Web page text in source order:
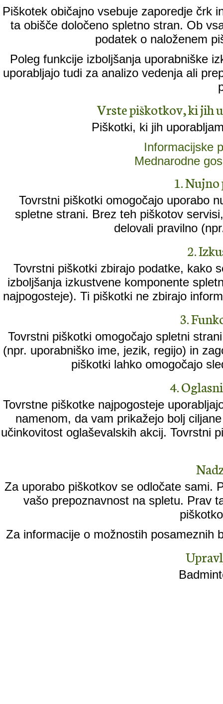
Piškotek običajno vsebuje zaporedje črk
ta obišče določeno spletno stran. Ob
podatek o naloženem
Poleg funkcije izboljšanja uporabniške
uporabljajo tudi za analizo vedenja ali
Vrste piškotkov, ki jih
Piškotki, ki jih
Informacijske
Mednarodne
1.
Tovrstni piškotki omogočajo uporabo
spletne strani. Brez teh piškotov
delovali pravilno
2.
Tovrstni piškotki zbirajo podatke, kako
izboljšanja izkustvene komponente
najpogosteje). Ti piškotki ne zbirajo
3.
Tovrstni piškotki omogočajo spletni
(npr. uporabniško ime, jezik, regijo) in
piškotki lahko omogočajo
4.
Tovrstne piškotke najpogosteje
namenom, da vam prikažejo bolj
učinkovitost oglaševalskih akcij. Tovrstni
Za uporabo piškotkov se odločate sami.
vašo prepoznavnost na spletu. Prav
Za informacije o možnostih posameznih